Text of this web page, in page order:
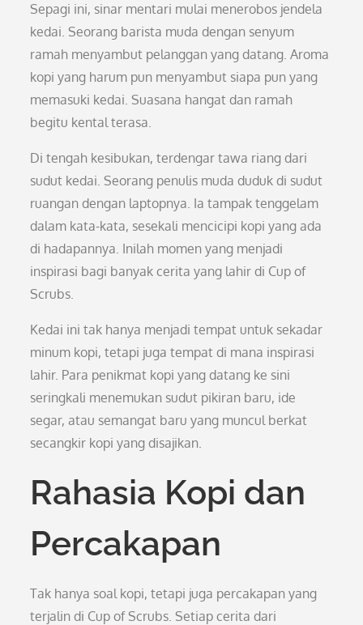
Sepagi ini, sinar mentari mulai menerobos jendela
kedai. Seorang barista muda dengan senyum
ramah menyambut pelanggan yang datang. Aroma
kopi yang harum pun menyambut siapa pun yang
memasuki kedai. Suasana hangat dan ramah
begitu kental terasa.
Di tengah kesibukan, terdengar tawa riang dari
sudut kedai. Seorang penulis muda duduk di sudut
ruangan dengan laptopnya. Ia tampak tenggelam
dalam kata-kata, sesekali mencicipi kopi yang ada
di hadapannya. Inilah momen yang menjadi
inspirasi bagi banyak cerita yang lahir di Cup of
Scrubs.
Kedai ini tak hanya menjadi tempat untuk sekadar
minum kopi, tetapi juga tempat di mana inspirasi
lahir. Para penikmat kopi yang datang ke sini
seringkali menemukan sudut pikiran baru, ide
segar, atau semangat baru yang muncul berkat
secangkir kopi yang disajikan.
Rahasia Kopi dan
Percakapan
Tak hanya soal kopi, tetapi juga percakapan yang
terjalin di Cup of Scrubs. Setiap cerita dari